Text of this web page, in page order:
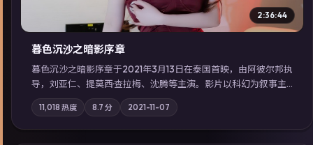
2:36:44
暮色沉沙之暗影序章
暮色沉沙之暗影序章于2021年3月13日在泰国首映，由阿彼尔邦执
导，刘亚仁、提莫西·查拉梅、沈腾等主演。影片以科幻为叙事主
轴，一场意外将众人卷入不可撤回的连锁反应；摄影与配乐强化
地域气质；站内亦可通过「国产免费观看高清电视剧在线看」延
展检索同类型高分佳作，畅享高清在线追剧体验。
11,018 热度 8.7 分 2021-11-07